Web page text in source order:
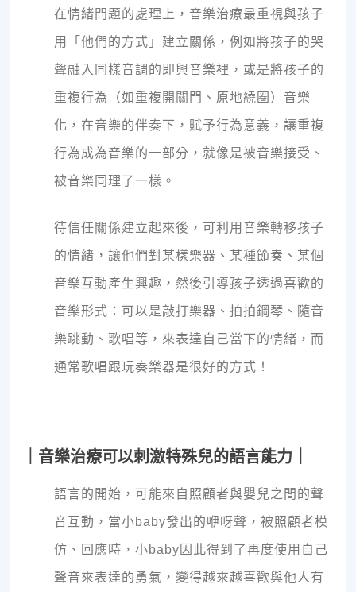
在情緒問題的處理上，音樂治療最重視與孩子
用「他們的方式」建立關係，例如將孩子的哭
聲融入同樣音調的即興音樂裡，或是將孩子的
重複行為（如重複開關門、原地繞圈）音樂
化，在音樂的伴奏下，賦予行為意義，讓重複
行為成為音樂的一部分，就像是被音樂接受、
被音樂同理了一樣。
待信任關係建立起來後，可利用音樂轉移孩子
的情緒，讓他們對某樣樂器、某種節奏、某個
音樂互動產生興趣，然後引導孩子透過喜歡的
音樂形式：可以是敲打樂器、拍拍鋼琴、隨音
樂跳動、歌唱等，來表達自己當下的情緒，而
通常歌唱跟玩奏樂器是很好的方式！
｜音樂治療可以刺激特殊兒的語言能力｜
語言的開始，可能來自照顧者與嬰兒之間的聲
音互動，當小baby發出的咿呀聲，被照顧者模
仿、回應時，小baby因此得到了再度使用自己
聲音來表達的勇氣，變得越來越喜歡與他人有